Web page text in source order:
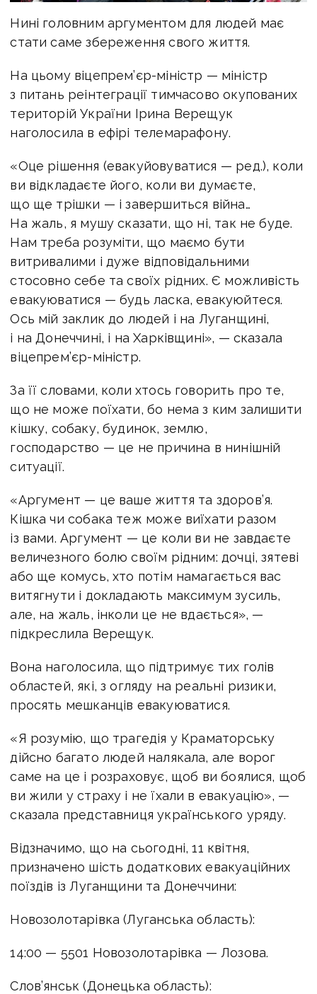
Нині головним аргументом для людей має
стати саме збереження свого життя.
На цьому віцепрем’єр-міністр — міністр
з питань реінтеграції тимчасово окупованих
територій України Ірина Верещук
наголосила в ефірі телемарафону.
«Оце рішення (евакуйовуватися — ред.), коли
ви відкладаєте його, коли ви думаєте,
що ще трішки — і завершиться війна…
На жаль, я мушу сказати, що ні, так не буде.
Нам треба розуміти, що маємо бути
витривалими і дуже відповідальними
стосовно себе та своїх рідних. Є можливість
евакуюватися — будь ласка, евакуюйтеся.
Ось мій заклик до людей і на Луганщині,
і на Донеччині, і на Харківщині», — сказала
віцепрем’єр-міністр.
За її словами, коли хтось говорить про те,
що не може поїхати, бо нема з ким залишити
кішку, собаку, будинок, землю,
господарство — це не причина в нинішній
ситуації.
«Аргумент — це ваше життя та здоров’я.
Кішка чи собака теж може виїхати разом
із вами. Аргумент — це коли ви не завдаєте
величезного болю своїм рідним: дочці, зятеві
або ще комусь, хто потім намагається вас
витягнути і докладають максимум зусиль,
але, на жаль, інколи це не вдається», —
підкреслила Верещук.
Вона наголосила, що підтримує тих голів
областей, які, з огляду на реальні ризики,
просять мешканців евакуюватися.
«Я розумію, що трагедія у Краматорську
дійсно багато людей налякала, але ворог
саме на це і розраховує, щоб ви боялися, щоб
ви жили у страху і не їхали в евакуацію», —
сказала представниця українського уряду.
Відзначимо, що на сьогодні, 11 квітня,
призначено шість додаткових евакуаційних
поїздів із Луганщини та Донеччини:
Новозолотарівка (Луганська область):
14:00 — 5501 Новозолотарівка — Лозова.
Слов’янськ (Донецька область):